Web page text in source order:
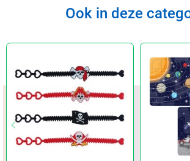
Ook in deze
Vorige
keyboard_arrow_left